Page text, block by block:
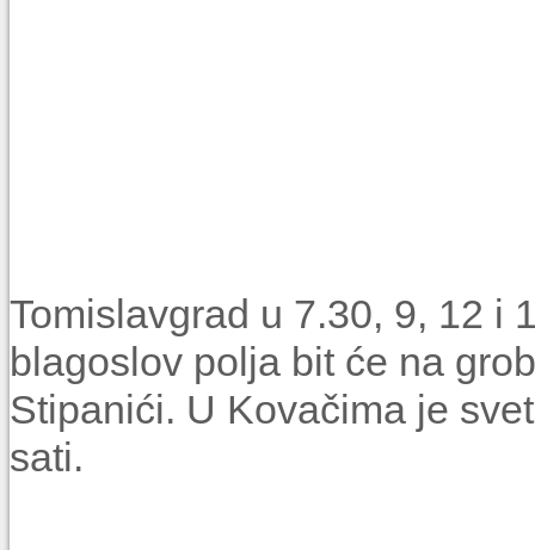
Tomislavgrad u 7.30, 9, 12 i
blagoslov polja bit će na
Stipanići. U Kovačima je
sati.